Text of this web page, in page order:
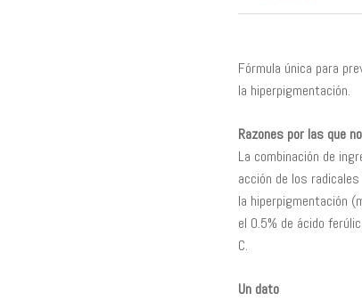
Fórmula única para
la hiperpigmentación.
Razones por las que
La combinación de
acción de los
la hiperpigmentación
el 0.5% de ácido
C.
Un dato